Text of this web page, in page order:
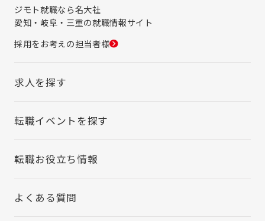
ジモト就職なら名大社
愛知・岐阜・三重の就職情報サイト
採用をお考えの担当者様
求人を探す
転職イベントを探す
転職お役立ち情報
よくある質問